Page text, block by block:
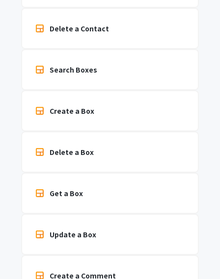
Delete a Contact
Search Boxes
Create a Box
Delete a Box
Get a Box
Update a Box
Create a Comment